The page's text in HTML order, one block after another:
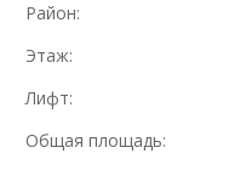
Район:
Этаж:
Лифт:
Общая площадь: